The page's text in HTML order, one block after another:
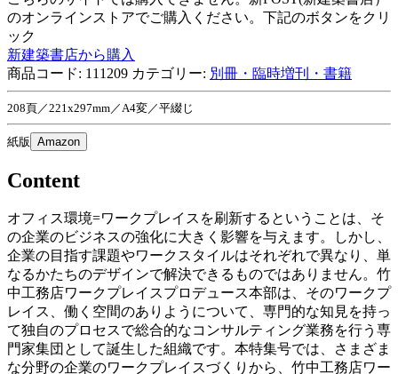
のオンラインストアでご購入ください。下記のボタンをクリ
ック
新建築書店から購入
商品コード: 111209 カテゴリー: 別冊・臨時増刊・書籍
208頁／221x297mm／A4変／平綴じ
紙版 Amazon
Content
オフィス環境=ワークプレイスを刷新するということは、そ
の企業のビジネスの強化に大きく影響を与えます。しかし、
企業の目指す課題やワークスタイルはそれぞれで異なり、単
なるかたちのデザインで解決できるものではありません。竹
中工務店ワークプレイスプロデュース本部は、そのワークプ
レイス、働く空間のありようについて、専門的な知見を持っ
て独自のプロセスで総合的なコンサルティング業務を行う専
門家集団として誕生した組織です。本特集号では、さまざま
な分野の企業のワークプレイスづくりから、竹中工務店ワー